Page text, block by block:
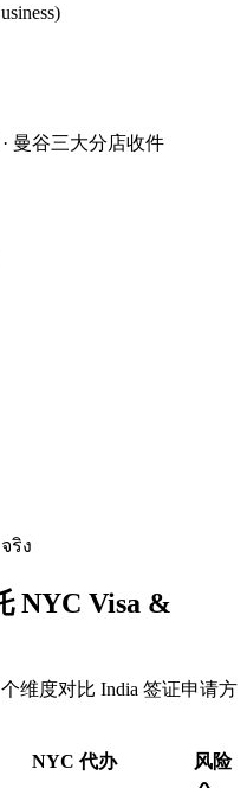
曼谷三大分店收件
ริง
NYC Visa &
维度对比 India 签证申请方
NYC 代办
风险